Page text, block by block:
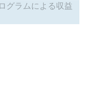
グラムによる収益